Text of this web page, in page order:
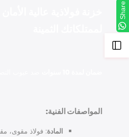
المواصفات الفنية:
المادة: فولاذ مقوى،
Share